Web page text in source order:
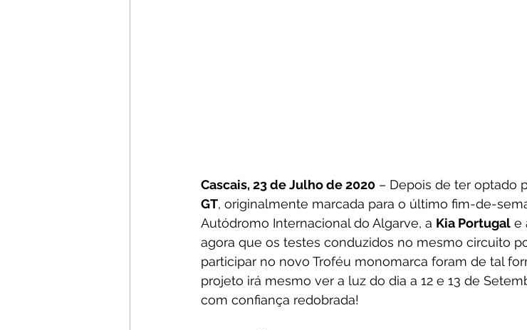
Cascais, 23 de Julho de 2020 – Depois de ter optado
GT, originalmente marcada para o último fim-de-
Autódromo Internacional do Algarve, a Kia Portugal e
agora que os testes conduzidos no mesmo circuito
participar no novo Troféu monomarca foram de tal
projeto irá mesmo ver a luz do dia a 12 e 13 de
com confiança redobrada!